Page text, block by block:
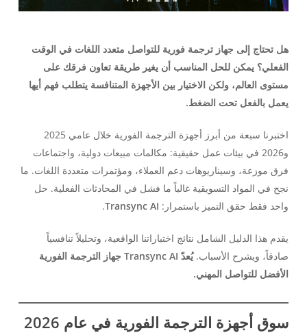
هل تحتاج إلى جهاز ترجمة فورية للتواصل متعدد اللغات في الوقت
الفعلي؟ يمكن للحل المناسب أن يغير طريقة تعاون فرقك على
مستوى العالم، ولكن الاختيار بين الأجهزة المتنافسة يتطلب فهم أيها
يعمل بالفعل تحت الضغط.
اختبرنا سبعة من أبرز أجهزة الترجمة الفورية خلال عامي 2025
و2026 في بيئات عمل حقيقية: مكالمات مبيعات دولية، واجتماعات
فرق موزعة، وسيناريوهات دعم العملاء، ومؤتمرات متعددة اللغات. ما
نجح في المواد التسويقية غالباً ما فشل في المحادثات الفعلية. حل
واحد فقط حقق التميز باستمرار: Transync AI
.
يقدم هذا الدليل الشامل نتائج اختباراتنا الواقعية، وتحليلاً تنافسياً
صادقاً، ويشرح الأسباب.
يُعدّ Transync AI جهاز الترجمة الفورية
الأفضل للتواصل المهني.
سوق أجهزة الترجمة الفورية في عام 2026